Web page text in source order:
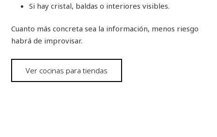
Si hay cristal, baldas o interiores visibles.
Cuanto más concreta sea la información, menos riesgo
habrá de improvisar.
Ver cocinas para tiendas